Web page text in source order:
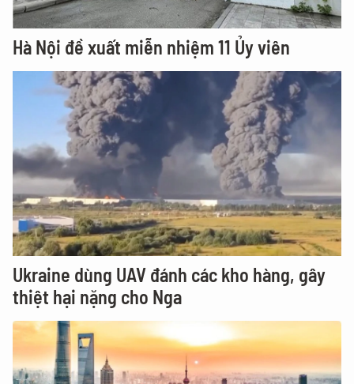
Hà Nội đề xuất miễn nhiệm 11 Ủy viên
Ukraine dùng UAV đánh các kho hàng, gây
thiệt hại nặng cho Nga